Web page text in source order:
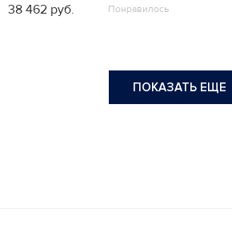
38 462 руб.
Понравилось
ПОКАЗАТЬ ЕЩЕ